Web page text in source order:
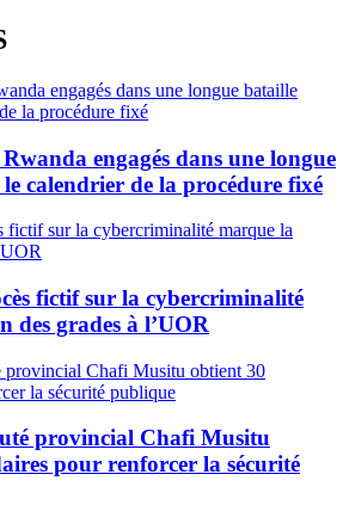
engagés dans une longue
calendrier de la procédure fixé
fictif sur la cybercriminalité
des grades à l’UOR
provincial Chafi Musitu
pour renforcer la sécurité